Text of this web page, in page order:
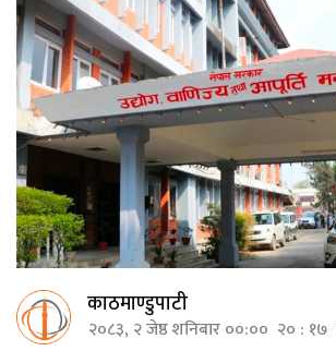
काठमाण्डुपाटी
२०८३, २ जेष्ठ शनिबार ००:०० २० :